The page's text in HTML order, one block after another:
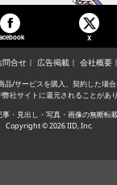
X
問合せ 広告掲載 会社概要
品/サービスを購入、契約した場合
社サイトに還元されることがあり
・見出し・写真・画像の無断転
Copyright © 2026 IID, Inc.